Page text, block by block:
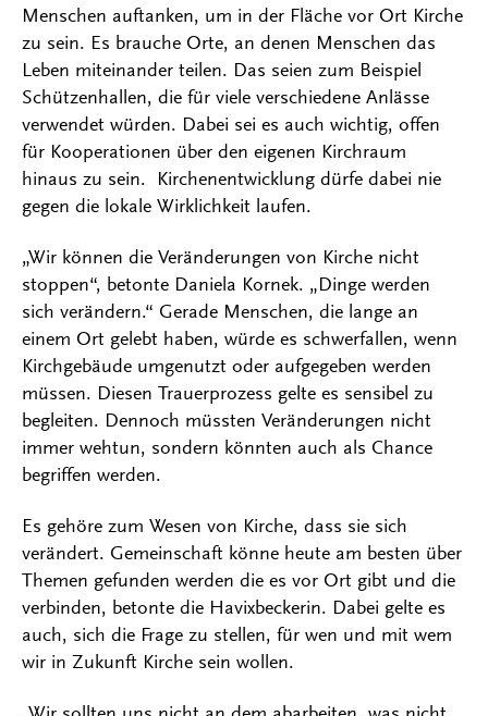
Menschen auftanken, um in der Fläche vor Ort Kirche
zu sein. Es brauche Orte, an denen Menschen das
Leben miteinander teilen. Das seien zum Beispiel
Schützenhallen, die für viele verschiedene Anlässe
verwendet würden. Dabei sei es auch wichtig, offen
für Kooperationen über den eigenen Kirchraum
hinaus zu sein. Kirchenentwicklung dürfe dabei nie
gegen die lokale Wirklichkeit laufen.
„Wir können die Veränderungen von Kirche nicht
stoppen“, betonte Daniela Kornek. „Dinge werden
sich verändern.“ Gerade Menschen, die lange an
einem Ort gelebt haben, würde es schwerfallen, wenn
Kirchgebäude umgenutzt oder aufgegeben werden
müssen. Diesen Trauerprozess gelte es sensibel zu
begleiten. Dennoch müssten Veränderungen nicht
immer wehtun, sondern könnten auch als Chance
begriffen werden.
Es gehöre zum Wesen von Kirche, dass sie sich
verändert. Gemeinschaft könne heute am besten über
Themen gefunden werden die es vor Ort gibt und die
verbinden, betonte die Havixbeckerin. Dabei gelte es
auch, sich die Frage zu stellen, für wen und mit wem
wir in Zukunft Kirche sein wollen.